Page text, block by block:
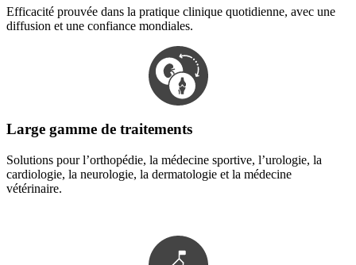
Efficacité prouvée dans la pratique clinique quotidienne, avec une
diffusion et une confiance mondiales.
Large gamme de traitements
Solutions pour l’orthopédie, la médecine sportive, l’urologie, la
cardiologie, la neurologie, la dermatologie et la médecine
vétérinaire.